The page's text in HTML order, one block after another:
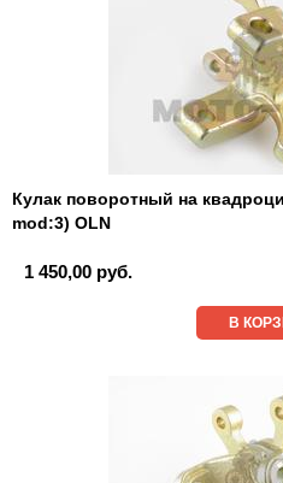
Кулак поворотный на
mod:3) OLN
1 450,00 руб.
В